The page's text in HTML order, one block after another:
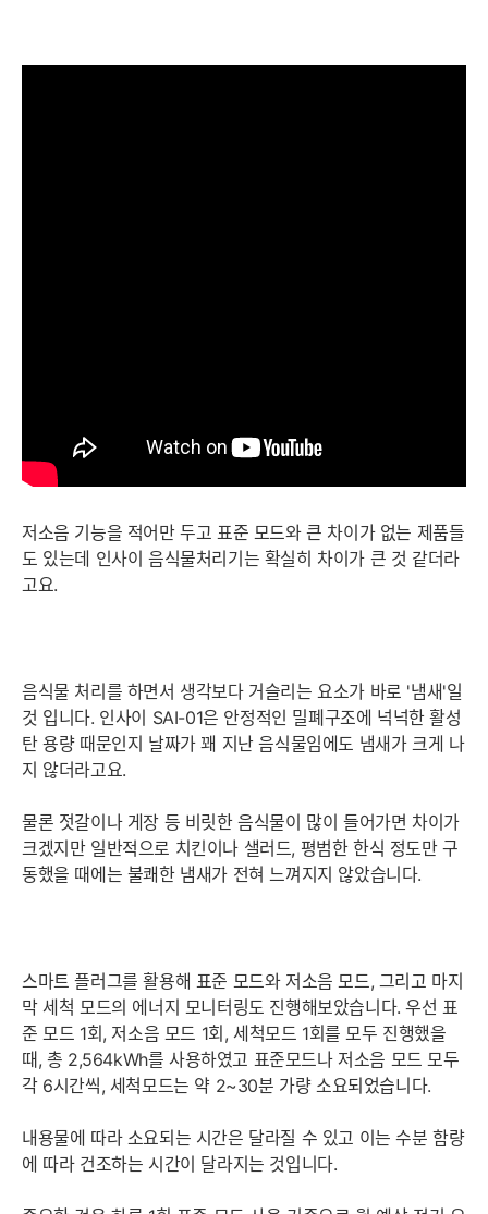
저소음 기능을 적어만 두고 표준 모드와 큰 차이가 없는 제품들
도 있는데 인사이 음식물처리기는 확실히 차이가 큰 것 같더라
고요.
음식물 처리를 하면서 생각보다 거슬리는 요소가 바로 '냄새'일
것 입니다. 인사이 SAI-01은 안정적인 밀폐구조에 넉넉한 활성
탄 용량 때문인지 날짜가 꽤 지난 음식물임에도 냄새가 크게 나
지 않더라고요.
물론 젓갈이나 게장 등 비릿한 음식물이 많이 들어가면 차이가
크겠지만 일반적으로 치킨이나 샐러드, 평범한 한식 정도만 구
동했을 때에는 불쾌한 냄새가 전혀 느껴지지 않았습니다.
스마트 플러그를 활용해 표준 모드와 저소음 모드, 그리고 마지
막 세척 모드의 에너지 모니터링도 진행해보았습니다. 우선 표
준 모드 1회, 저소음 모드 1회, 세척모드 1회를 모두 진행했을
때, 총 2,564kWh를 사용하였고 표준모드나 저소음 모드 모두
각 6시간씩, 세척모드는 약 2~30분 가량 소요되었습니다.
내용물에 따라 소요되는 시간은 달라질 수 있고 이는 수분 함량
에 따라 건조하는 시간이 달라지는 것입니다.